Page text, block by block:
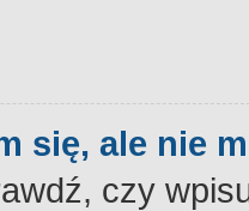
się, ale nie
czy